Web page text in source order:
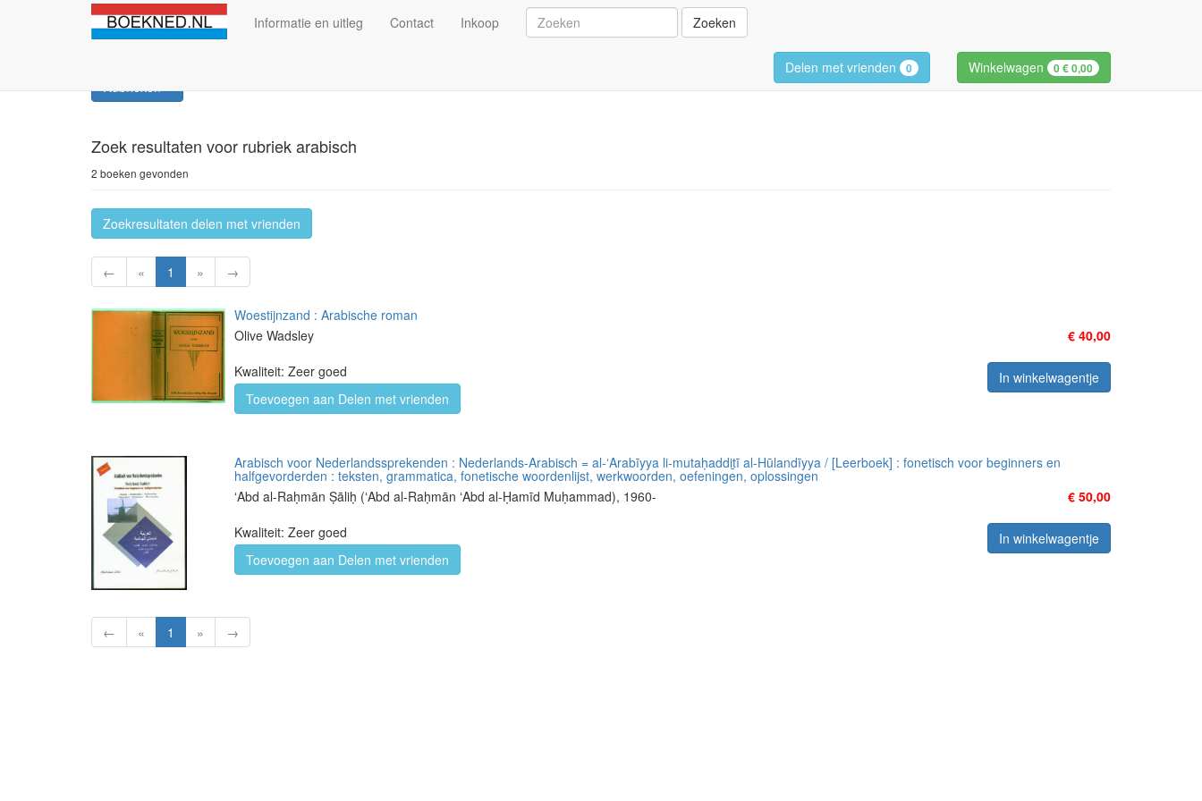
Informatie en uitleg Contact Inkoop Zoeken
Delen met vrienden 0 Winkelwagen 0€ 0,00
Rubrieken
Zoek resultaten voor rubriek arabisch
2 boeken gevonden
Zoekresultaten delen met vrienden
← « 1 » →
Woestijnzand : Arabische roman
Olive Wadsley
€ 40,00
Kwaliteit: Zeer goed
In winkelwagentje
Toevoegen aan Delen met vrienden
Arabisch voor Nederlandssprekenden : Nederlands-Arabisch = al-ʻArabīyya li-mutaḥaddit̲ī al-Hūlandīyya / [Leerboek] : fonetisch voor beginners en
halfgevorderden : teksten, grammatica, fonetische woordenlijst, werkwoorden, oefeningen, oplossingen
ʻAbd al-Raḥmān Ṣāliḥ (ʻAbd al-Raḥmān ʻAbd al-Ḥamīd Muḥammad), 1960-
€ 50,00
Kwaliteit: Zeer goed
In winkelwagentje
Toevoegen aan Delen met vrienden
← « 1 » →